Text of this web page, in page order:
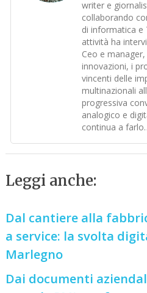
writer e
collaborando
di informatica e
attività ha
Ceo e
innovazioni, i
vincenti delle
multinazionali
progressiva
analogico e
continua a
Leggi anche:
Dal cantiere alla
a service: la svolta
Marlegno
Dai documenti